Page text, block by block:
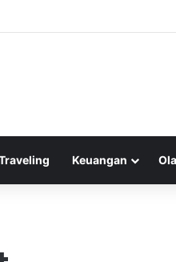
Karbohidrat terhadap
Keuangan